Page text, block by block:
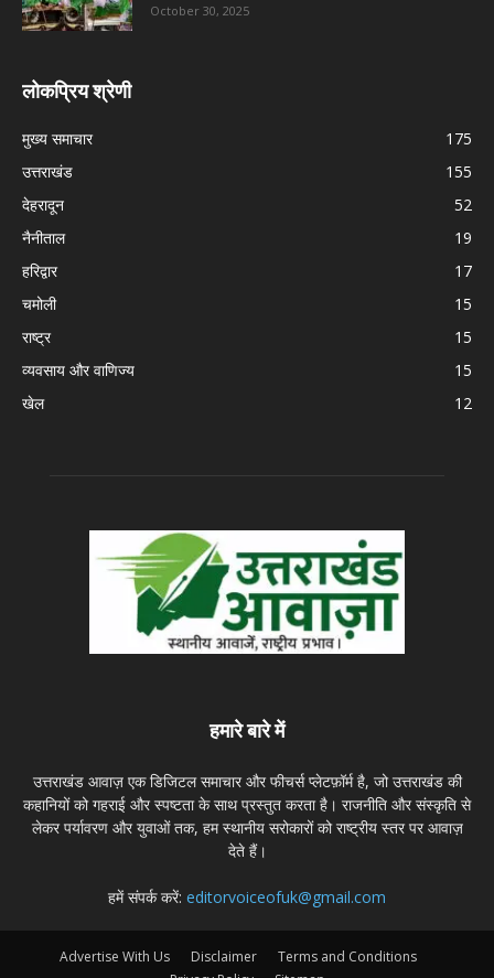
October 30, 2025
लोकप्रिय श्रेणी
मुख्य समाचार
175
उत्तराखंड
155
देहरादून
52
नैनीताल
19
हरिद्वार
17
चमोली
15
राष्ट्र
15
व्यवसाय और वाणिज्य
15
खेल
12
हमारे बारे में
उत्तराखंड आवाज़ एक डिजिटल समाचार और फीचर्स प्लेटफ़ॉर्म है, जो उत्तराखंड की
कहानियों को गहराई और स्पष्टता के साथ प्रस्तुत करता है। राजनीति और संस्कृति से
लेकर पर्यावरण और युवाओं तक, हम स्थानीय सरोकारों को राष्ट्रीय स्तर पर आवाज़
देते हैं।
हमें संपर्क करें: editorvoiceofuk@gmail.com
Advertise With Us Disclaimer
Terms and Conditions